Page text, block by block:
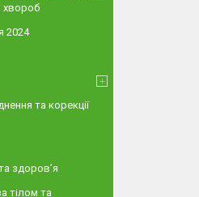
хвороб
2024
та корекції
здоров’я
тілом та